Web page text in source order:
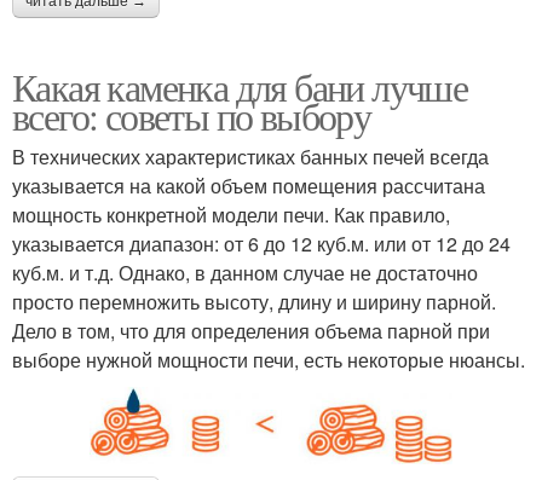
Какая каменка для бани лучше
всего: советы по выбору
В технических характеристиках банных печей всегда
указывается на какой объем помещения рассчитана
мощность конкретной модели печи. Как правило,
указывается диапазон: от 6 до 12 куб.м. или от 12 до 24
куб.м. и т.д. Однако, в данном случае не достаточно
просто перемножить высоту, длину и ширину парной.
Дело в том, что для определения объема парной при
выборе нужной мощности печи, есть некоторые нюансы.